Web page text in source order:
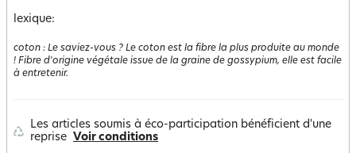
lexique:
coton : Le saviez-vous ? Le coton est la fibre la plus produite au monde
! Fibre d'origine végétale issue de la graine de gossypium, elle est facile
à entretenir.
Les articles soumis à éco-participation bénéficient d'une
reprise Voir conditions